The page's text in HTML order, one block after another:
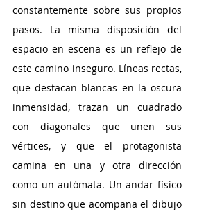
constantemente sobre sus propios
pasos. La misma disposición del
espacio en escena es un reflejo de
este camino inseguro. Líneas rectas,
que destacan blancas en la oscura
inmensidad, trazan un cuadrado
con diagonales que unen sus
vértices, y que el protagonista
camina en una y otra dirección
como un autómata. Un andar físico
sin destino que acompaña el dibujo